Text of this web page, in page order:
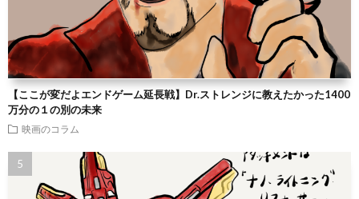
【ここが変だよエンドゲーム延長戦】Dr.ストレンジに教えたかった1400
万分の１の別の未来
映画のコラム